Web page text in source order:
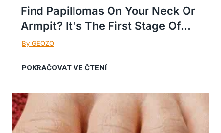
Find Papillomas On Your Neck Or
Armpit? It's The First Stage Of...